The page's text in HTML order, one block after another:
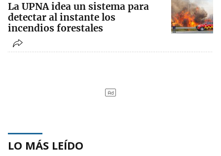
La UPNA idea un sistema para
detectar al instante los
incendios forestales
LO MÁS LEÍDO